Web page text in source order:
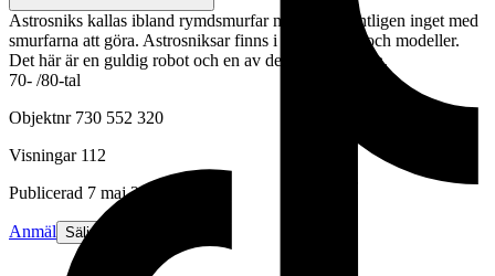
Astrosniks kallas ibland rymdsmurfar men har egentligen inget med
smurfarna att göra. Astrosniksar finns i olika färger och modeller.
Det här är en guldig robot och en av de mest populära.
70- /80-tal
Objektnr 730 552 320
Visningar 112
Publicerad 7 maj 21:51
Anmäl Sälj liknande